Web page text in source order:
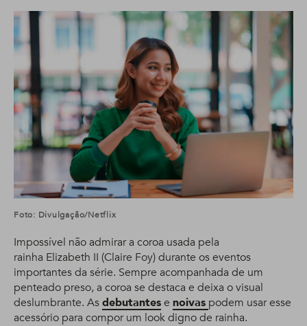
Foto: Divulgação/Netflix
Impossível não admirar a coroa usada pela
rainha Elizabeth II (Claire Foy) durante os eventos
importantes da série. Sempre acompanhada de um
penteado preso, a coroa se destaca e deixa o visual
deslumbrante. Asdebutantese noivas podem usar esse
acessório para compor um look digno de rainha.